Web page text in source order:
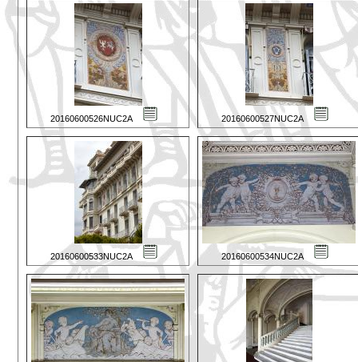
20160600526NUC2A 20160600527NUC2A
20160600533NUC2A 20160600534NUC2A